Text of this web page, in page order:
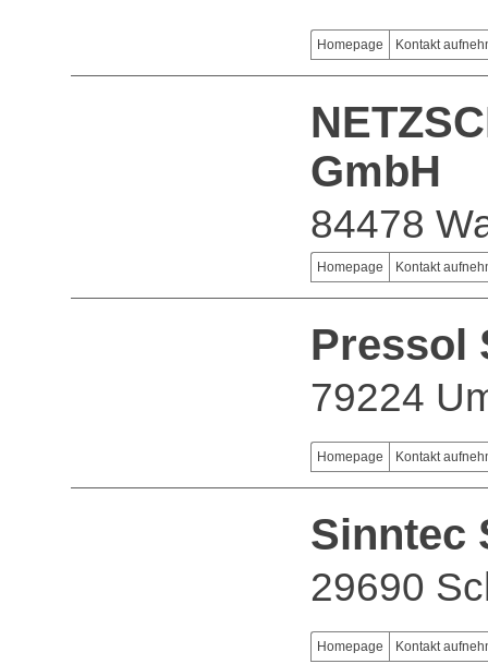
Homepage Kontakt
GmbH
84478
Homepage Kontakt
Pressol
79224
Homepage Kontakt
Sinntec
29690
Homepage Kontakt